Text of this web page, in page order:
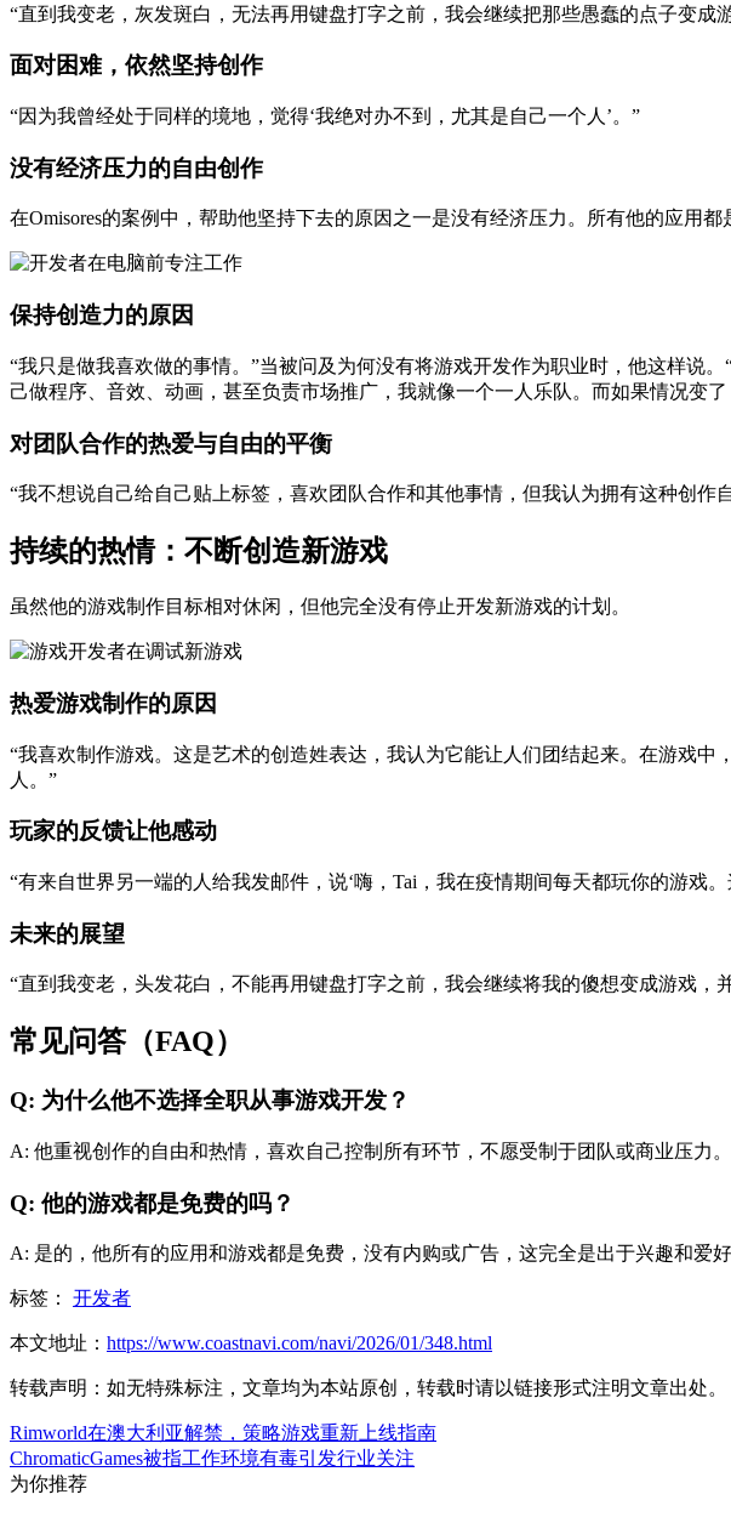
“直到我变老，灰发斑白，无法再用键盘打字之前，我会继续把那些愚蠢的点子变成
面对困难，依然坚持创作
“因为我曾经处于同样的境地，觉得‘我绝对办不到，尤其是自己一个人’。”
没有经济压力的自由创作
在Omisores的案例中，帮助他坚持下去的原因之一是没有经济压力。所有他的应用
保持创造力的原因
“我只是做我喜欢做的事情。”当被问及为何没有将游戏开发作为职业时，他这样说
己做程序、音效、动画，甚至负责市场推广，我就像一个一人乐队。而如果情况变
对团队合作的热爱与自由的平衡
“我不想说自己给自己贴上标签，喜欢团队合作和其他事情，但我认为拥有这种创
持续的热情：不断创造新游戏
虽然他的游戏制作目标相对休闲，但他完全没有停止开发新游戏的计划。
热爱游戏制作的原因
“我喜欢制作游戏。这是艺术的创造姓表达，我认为它能让人们团结起来。在游戏
人。”
玩家的反馈让他感动
“有来自世界另一端的人给我发邮件，说‘嗨，Tai，我在疫情期间每天都玩你的游戏
未来的展望
“直到我变老，头发花白，不能再用键盘打字之前，我会继续将我的傻想变成游戏，
常见问答（FAQ）
Q: 为什么他不选择全职从事游戏开发？
A: 他重视创作的自由和热情，喜欢自己控制所有环节，不愿受制于团队或商业压力。
Q: 他的游戏都是免费的吗？
A: 是的，他所有的应用和游戏都是免费，没有内购或广告，这完全是出于兴趣和爱好
标签： 开发者
本文地址： https://www.coastnavi.com/navi/2026/01/348.html
转载声明： 如无特殊标注，文章均为本站原创，转载时请以链接形式注明文章出处。
Rimworld在澳大利亚解禁，策略游戏重新上线指南
ChromaticGames被指工作环境有毒引发行业关注
为你推荐